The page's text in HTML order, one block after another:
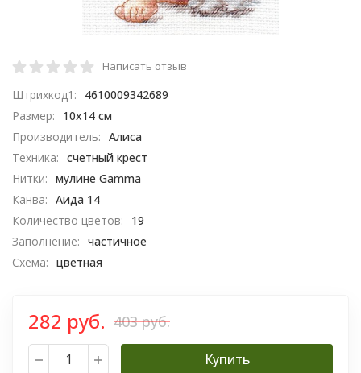
Написать отзыв
Штрихкод1:
4610009342689
Размер:
10х14 см
Производитель: Алиса
Техника: счетный крест
Нитки: мулине Gamma
Канва: Аида 14
Количество цветов:
19
Заполнение: частичное
Схема: цветная
282 руб. 403 руб.
Купить